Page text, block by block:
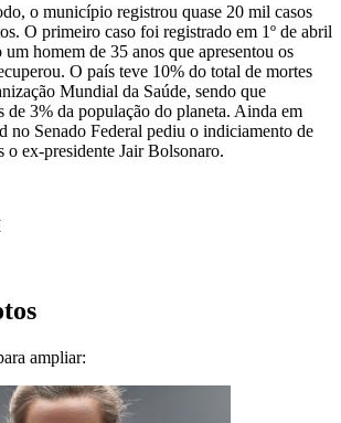
o município registrou quase 20 mil casos
O primeiro caso foi registrado em 1º de abril
homem de 35 anos que apresentou os
O país teve 10% do total de mortes
Mundial da Saúde, sendo que
de 3% da população do planeta. Ainda em
no Senado Federal pediu o indiciamento de
o ex-presidente Jair Bolsonaro.
ampliar: